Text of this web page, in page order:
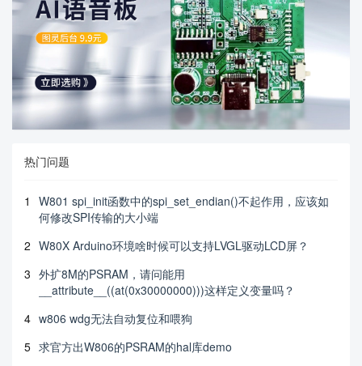
热门问题
1
W801 spi_init函数中的spi_set_endian()不起作用，应该如
何修改SPI传输的大小端
2 W80X Arduino环境啥时候可以支持LVGL驱动LCD屏？
3 外扩8M的PSRAM，请问能用
__attribute__((at(0x30000000)))这样定义变量吗？
4 w806 wdg无法自动复位和喂狗
5 求官方出W806的PSRAM的hal库demo